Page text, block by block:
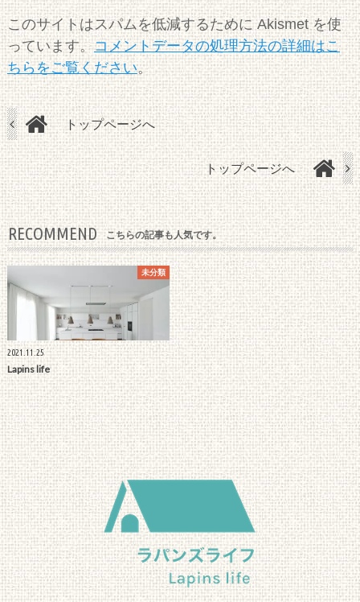
このサイトはスパムを低減するために Akismet を使
っています。コメントデータの処理方法の詳細はこ
ちらをご覧ください。
トップページへ
トップページへ
RECOMMEND こちらの記事も人気です。
未分類
2021.11.25
Lapins life